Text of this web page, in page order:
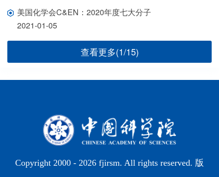
美国化学会C&EN：2020年度七大分子
2021-01-05
查看更多(1/15)
Copyright 2000 - 2026 fjirsm. All rights reserved. 版